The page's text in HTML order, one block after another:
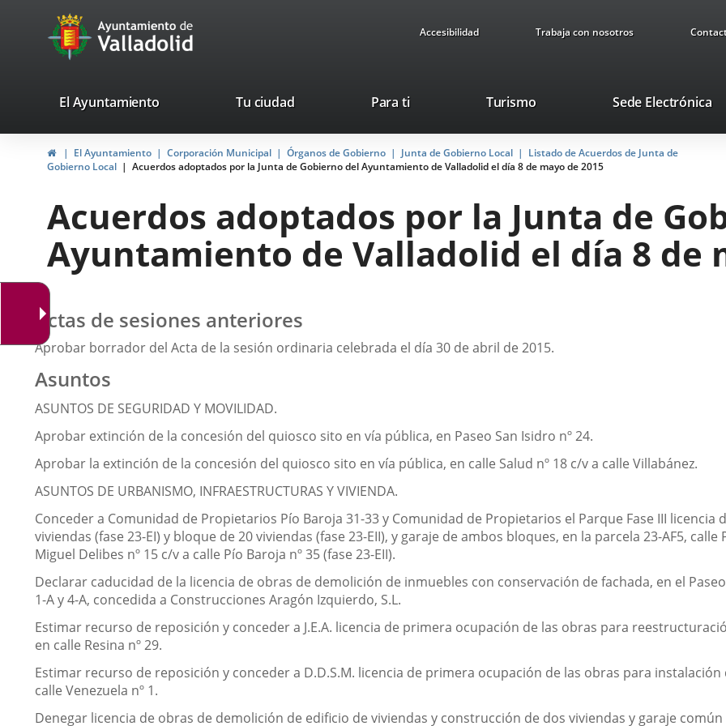
Portal
Web
Ayuntamiento
de
Valladolid
Accesibilidad Trabaja con nosotros
valladolid.es
El Ayuntamiento Tu ciudad Para ti TurismoThis
will
open
in
pop-
up
window.
Sede Electrónica
HomeEl Ayuntamiento Corporación Municipal Órganos de Gobierno Junta de Gobierno Local
Listado de Acuerdos de Junta de
Gobierno Local
Acuerdos adoptados por la Junta de Gobierno del Ayuntamiento de Valladolid el día 8 de mayo de 2015
Acuerdos adoptados por la Junta de
Ayuntamiento de Valladolid el día 8 de
Actas de sesiones anteriores
Aprobar borrador del Acta de la sesión ordinaria celebrada el día 30 de abril de 2015.
Asuntos
ASUNTOS DE SEGURIDAD Y MOVILIDAD.
Aprobar extinción de la concesión del quiosco sito en vía pública, en Paseo San Isidro nº 24.
Aprobar la extinción de la concesión del quiosco sito en vía pública, en calle Salud nº 18 c/v a calle Villabánez.
ASUNTOS DE URBANISMO, INFRAESTRUCTURAS Y VIVIENDA.
Conceder a Comunidad de Propietarios Pío Baroja 31-33 y Comunidad de Propietarios el Parque Fase III
viviendas (fase 23-EI) y bloque de 20 viviendas (fase 23-EII), y garaje de ambos bloques, en la parcela 23-AF5, calle
Miguel Delibes nº 15 c/v a calle Pío Baroja nº 35 (fase 23-EII).
Declarar caducidad de la licencia de obras de demolición de inmuebles con conservación de fachada, en el
1-A y 4-A, concedida a Construcciones Aragón Izquierdo, S.L.
Estimar recurso de reposición y conceder a J.E.A. licencia de primera ocupación de las obras para
en calle Resina nº 29.
Estimar recurso de reposición y conceder a D.D.S.M. licencia de primera ocupación de las obras para
calle Venezuela nº 1.
Denegar licencia de obras de demolición de edificio de viviendas y construcción de dos viviendas y garaje común